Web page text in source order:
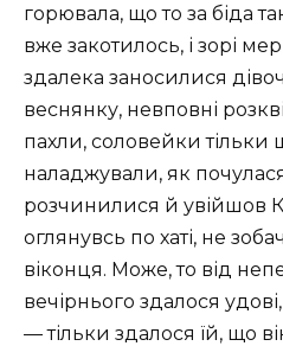
горювала, що то за біда
вже закотилось, і зорі
здалека заносилися
веснянку, невповні
пахли, соловейки тільки
наладжували, як
розчинилися й увійшов
оглянувсь по хаті, не
віконця. Може, то від
вечірнього здалося
— тільки здалося їй, що